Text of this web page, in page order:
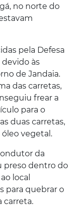
no norte do
pela Defesa
às
de Jandaia.
das carretas,
frear a
para o
duas carretas,
vegetal.
da
preso dentro do
local
para quebrar o
carreta.